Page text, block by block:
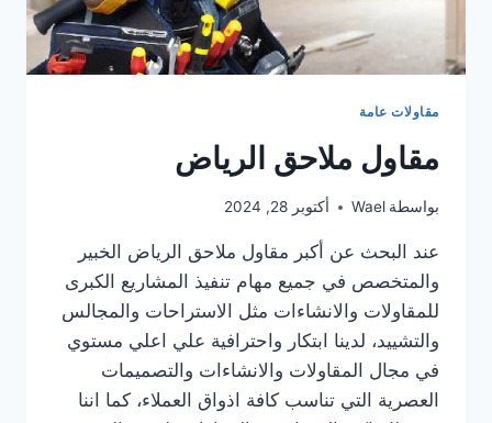
مقاولات عامة
مقاول ملاحق الرياض
بواسطة Wael أكتوبر 28, 2024
عند البحث عن أكبر مقاول ملاحق الرياض الخبير
والمتخصص في جميع مهام تنفيذ المشاريع الكبرى
للمقاولات والانشاءات مثل الاستراحات والمجالس
والتشييد، لدينا ابتكار واحترافية علي اعلي مستوي
في مجال المقاولات والانشاءات والتصميمات
العصرية التي تناسب كافة اذواق العملاء، كما اننا